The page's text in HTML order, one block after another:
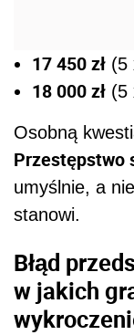
17 450 zł (5
18 000 zł (5
Osobną
Przestępstwo
umyślnie, a
stanowi.
Błąd
w jakich